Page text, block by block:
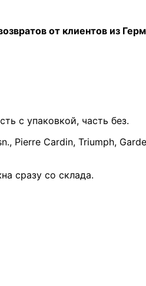
от клиентов из
с упаковкой, часть без.
Pierre Cardin, Triumph,
сразу со склада.